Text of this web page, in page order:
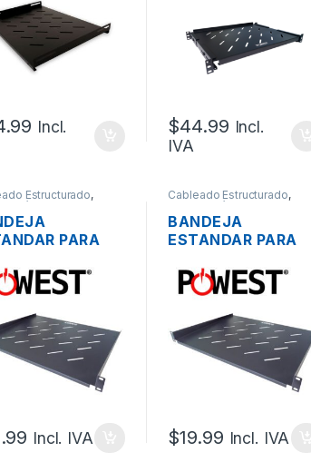
Incl.
$44.99 Incl.
IVA
Estructurado,
PARA
POWEST
3510
Incl. IVA
Cableado Estructurado,
Metalmecánicos
BANDEJA
ESTANDAR PARA
30CM POWEST
NBAS-3020
$19.99 Incl. IVA